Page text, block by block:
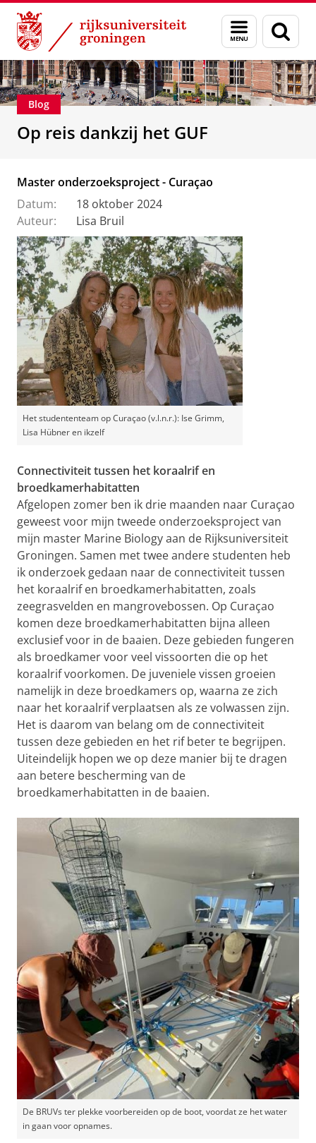
Skip
Content
Skip
Navigation
Menu
en
zoeken
Alumni Stichting Groninger Universiteitsfonds
Blog
Op reis dankzij het GUF
Master onderzoeksproject - Curaçao
Datum:
18 oktober 2024
Auteur:
Lisa Bruil
Het studententeam op Curaçao (v.l.n.r.): Ise Grimm,
Lisa Hübner en ikzelf
Connectiviteit tussen het koraalrif en
broedkamerhabitatten
Afgelopen zomer ben ik drie maanden naar Curaçao
geweest voor mijn tweede onderzoeksproject van
mijn master Marine Biology aan de Rijksuniversiteit
Groningen. Samen met twee andere studenten heb
ik onderzoek gedaan naar de connectiviteit tussen
het koraalrif en broedkamerhabitatten, zoals
zeegrasvelden en mangrovebossen. Op Curaçao
komen deze broedkamerhabitatten bijna alleen
exclusief voor in de baaien. Deze gebieden fungeren
als broedkamer voor veel vissoorten die op het
koraalrif voorkomen. De juveniele vissen groeien
namelijk in deze broedkamers op, waarna ze zich
naar het koraalrif verplaatsen als ze volwassen zijn.
Het is daarom van belang om de connectiviteit
tussen deze gebieden en het rif beter te begrijpen.
Uiteindelijk hopen we op deze manier bij te dragen
aan betere bescherming van de
broedkamerhabitatten in de baaien.
De BRUVs ter plekke voorbereiden op de boot, voordat ze het water
in gaan voor opnames.